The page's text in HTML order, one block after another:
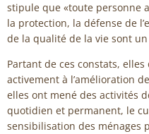
stipule que «toute personne
la protection, la défense de
de la qualité de la vie sont
Partant de ces constats,
activement à l’amélioration
elles ont mené des activités
quotidien et permanent, le
sensibilisation des ménages